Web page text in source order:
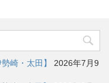
崎・太田】
2026年7月9